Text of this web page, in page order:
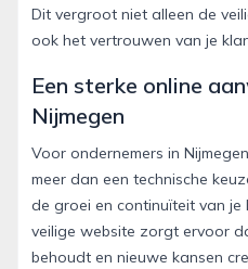
Dit vergroot niet alleen de
ook het vertrouwen van je
Een sterke online
Nijmegen
Voor ondernemers in
meer dan een technische
de groei en continuïteit van je
veilige website zorgt ervoor
behoudt en nieuwe kansen